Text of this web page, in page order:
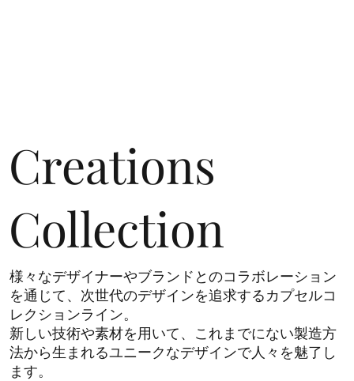
Creations
Collection
様々なデザイナーやブランドとのコラボレーション
を通じて、次世代のデザインを追求するカプセルコ
レクションライン。
​新しい技術や素材を用いて、これまでにない製造方
法から生まれるユニークなデザインで人々を魅了し
ます。